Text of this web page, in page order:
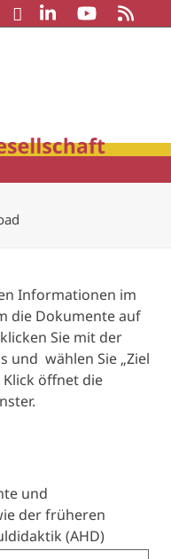
Informationen im
die Dokumente auf
Sie mit der
und wählen Sie „Ziel
öffnet die
und
der früheren
(AHD)